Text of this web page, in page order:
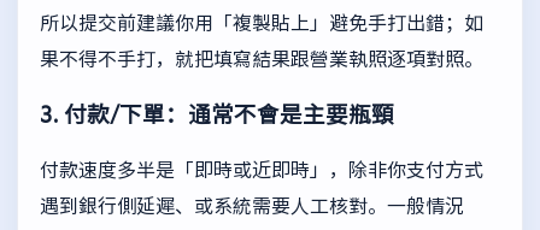
所以提交前建議你用「複製貼上」避免手打出錯；如
果不得不手打，就把填寫結果跟營業執照逐項對照。
3. 付款/下單：通常不會是主要瓶頸
付款速度多半是「即時或近即時」，除非你支付方式
遇到銀行側延遲、或系統需要人工核對。一般情況